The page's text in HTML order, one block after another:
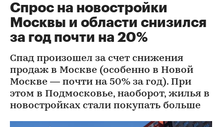
Спрос на новостройки
Москвы и области снизился
за год почти на 20%
Спад произошел за счет снижения
продаж в Москве (особенно в Новой
Москве — почти на 50% за год). При
этом в Подмосковье, наоборот, жилья в
новостройках стали покупать больше